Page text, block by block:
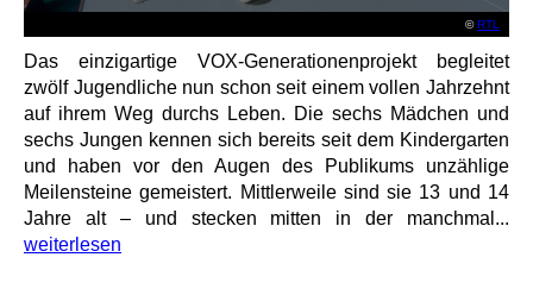
©RTL
Das einzigartige VOX-Generationenprojekt begleitet
zwölf Jugendliche nun schon seit einem vollen Jahrzehnt
auf ihrem Weg durchs Leben. Die sechs Mädchen und
sechs Jungen kennen sich bereits seit dem Kindergarten
und haben vor den Augen des Publikums unzählige
Meilensteine gemeistert. Mittlerweile sind sie 13 und 14
Jahre alt – und stecken mitten in der manchmal...
weiterlesen